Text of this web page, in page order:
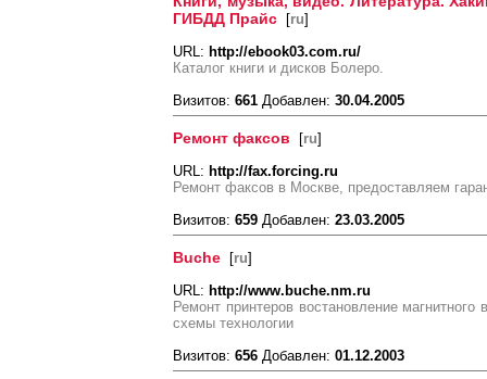
ГИБДД Прайс [ru]
URL: http://ebook03.com.ru/
Каталог книги и дисков Болеро.
Визитов: 661 Добавлен: 30.04.2005
Ремонт факсов [ru]
URL: http://fax.forcing.ru
Ремонт факсов в Москве, предоставляем
Визитов: 659 Добавлен: 23.03.2005
Buche [ru]
URL: http://www.buche.nm.ru
Ремонт принтеров востановление
схемы технологии
Визитов: 656 Добавлен: 01.12.2003